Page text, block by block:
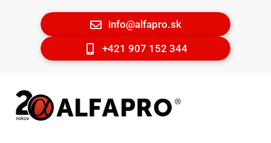
info@alfapro.sk
+421 907 152 344